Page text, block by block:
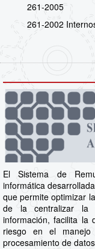
261-2005
261-2002
El Sistema de
informática
que permite optimizar
de la centralizar la
información, facilita la
riesgo en el
procesamiento de